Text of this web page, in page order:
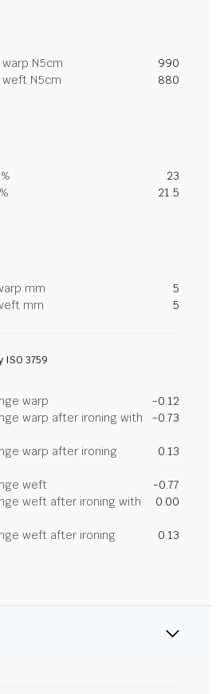
N5cm
990
N5cm
880
23
21.5
mm
5
mm
5
ISO 3759
warp
-0.12
warp after ironing with
-0.73
warp after ironing
0.13
weft
-0.77
weft after ironing with
0.00
weft after ironing
0.13